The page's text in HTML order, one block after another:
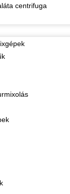
centrifuga